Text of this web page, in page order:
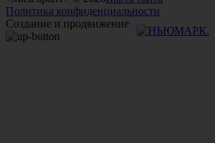
Политика конфиденциальности
Создание и продвижение